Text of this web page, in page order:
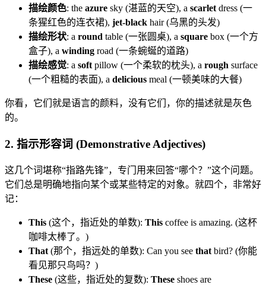
描绘颜色: the azure sky (湛蓝的天空), a scarlet dress (一
条猩红色的连衣裙), jet-black hair (乌黑的头发)
描绘形状: a round table (一张圆桌), a square box (一个方
盒子), a winding road (一条蜿蜒的道路)
描绘感觉: a soft pillow (一个柔软的枕头), a rough surface
(一个粗糙的表面), a delicious meal (一顿美味的大餐)
你看，它们就是语言的颜料，没有它们，你的描述就是灰色
的。
2. 指示形容词 (Demonstrative Adjectives)
这几个词堪称“指路先锋”，专门用来回答“哪个？”这个问题。
它们总是明确地指向某个或某些特定的对象。就四个，非常好
记：
This (这个，指近处的单数): This coffee is amazing. (这杯
咖啡太棒了。)
That (那个，指远处的单数): Can you see that bird? (你能
看见那只鸟吗？)
These (这些，指近处的复数): These shoes are